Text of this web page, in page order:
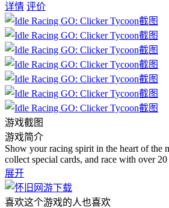
详情 评价
游戏截图
游戏简介
Show your racing spirit in the heart of the
collect special cards, and race with over
展开
喜欢这个游戏的人也喜欢